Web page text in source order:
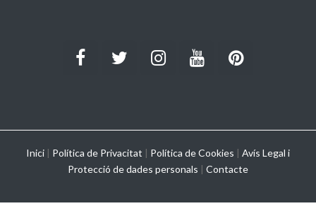
Inici | Política de Privacitat | Política de Cookies | Avís Legal i
Protecció de dades personals | Contacte